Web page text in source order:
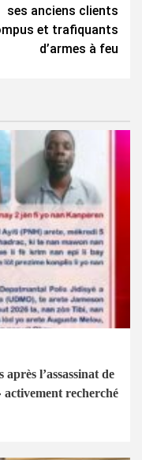
ses anciens clients
et trafiquants
d’armes à feu
l’assassinat de
activement recherché